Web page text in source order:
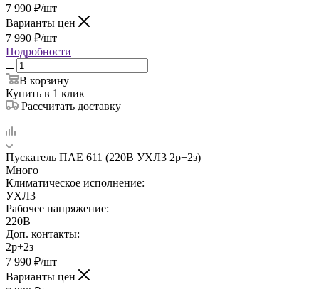
7 990 ₽/шт
Варианты цен
7 990 ₽/шт
Подробности
В корзину
Купить в 1 клик
Рассчитать доставку
Пускатель ПАЕ 611 (220В УХЛ3 2р+2з)
Много
Климатическое исполнение:
УХЛ3
Рабочее напряжение:
220В
Доп. контакты:
2р+2з
7 990 ₽/шт
Варианты цен